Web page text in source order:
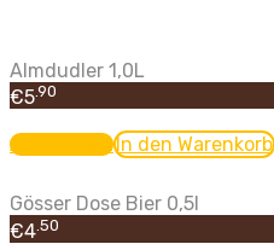
Almdudler 1,0L
€5.90
Add to cartIn den Warenkorb
Gösser Dose Bier 0,5l
€4 .50